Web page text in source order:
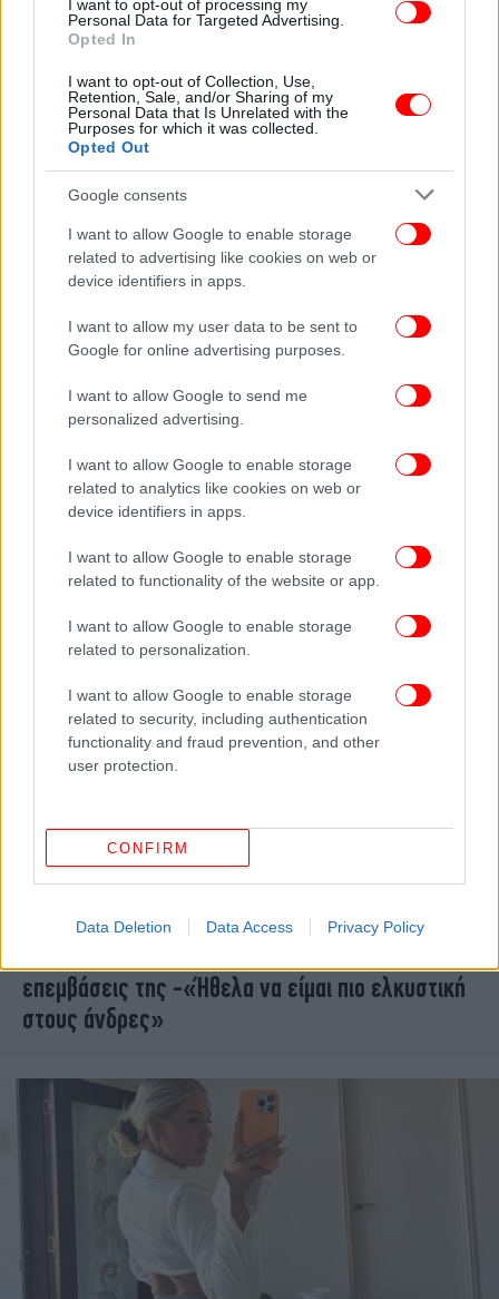
I want to opt-out of processing my
Personal Data for Targeted Advertising.
Opted In
I want to opt-out of Collection, Use,
Retention, Sale, and/or Sharing of my
Personal Data that Is Unrelated with the
Purposes for which it was collected.
Opted Out
Google consents
I want to allow Google to enable storage
related to advertising like cookies on web or
device identifiers in apps.
I want to allow my user data to be sent to
Google for online advertising purposes.
I want to allow Google to send me
personalized advertising.
I want to allow Google to enable storage
related to analytics like cookies on web or
device identifiers in apps.
I want to allow Google to enable storage
related to functionality of the website or app.
I want to allow Google to enable storage
related to personalization.
I want to allow Google to enable storage
related to security, including authentication
functionality and fraud prevention, and other
user protection.
CONFIRM
Data Deletion Data Access Privacy Policy
Άλλος άνθρωπος η Donatella Versace: Τεράστια
αλλαγή στην εμφάνισή της, σαν να γύρισε τον
χρόνο πίσω [φωτό]
24/08/2025 22:07
Σοκ στη Φλόριντα: Γυναίκα υπέστη εγκεφαλική
βλάβη μετά από αισθητική επέμβαση ανόρθωσης
γλουτών
20/08/2025 09:00
επεμβάσεις της -«Ήθελα να είμαι πιο ελκυστική
στους άνδρες»